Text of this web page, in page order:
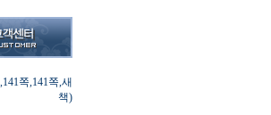
쪽,141쪽,새
책)